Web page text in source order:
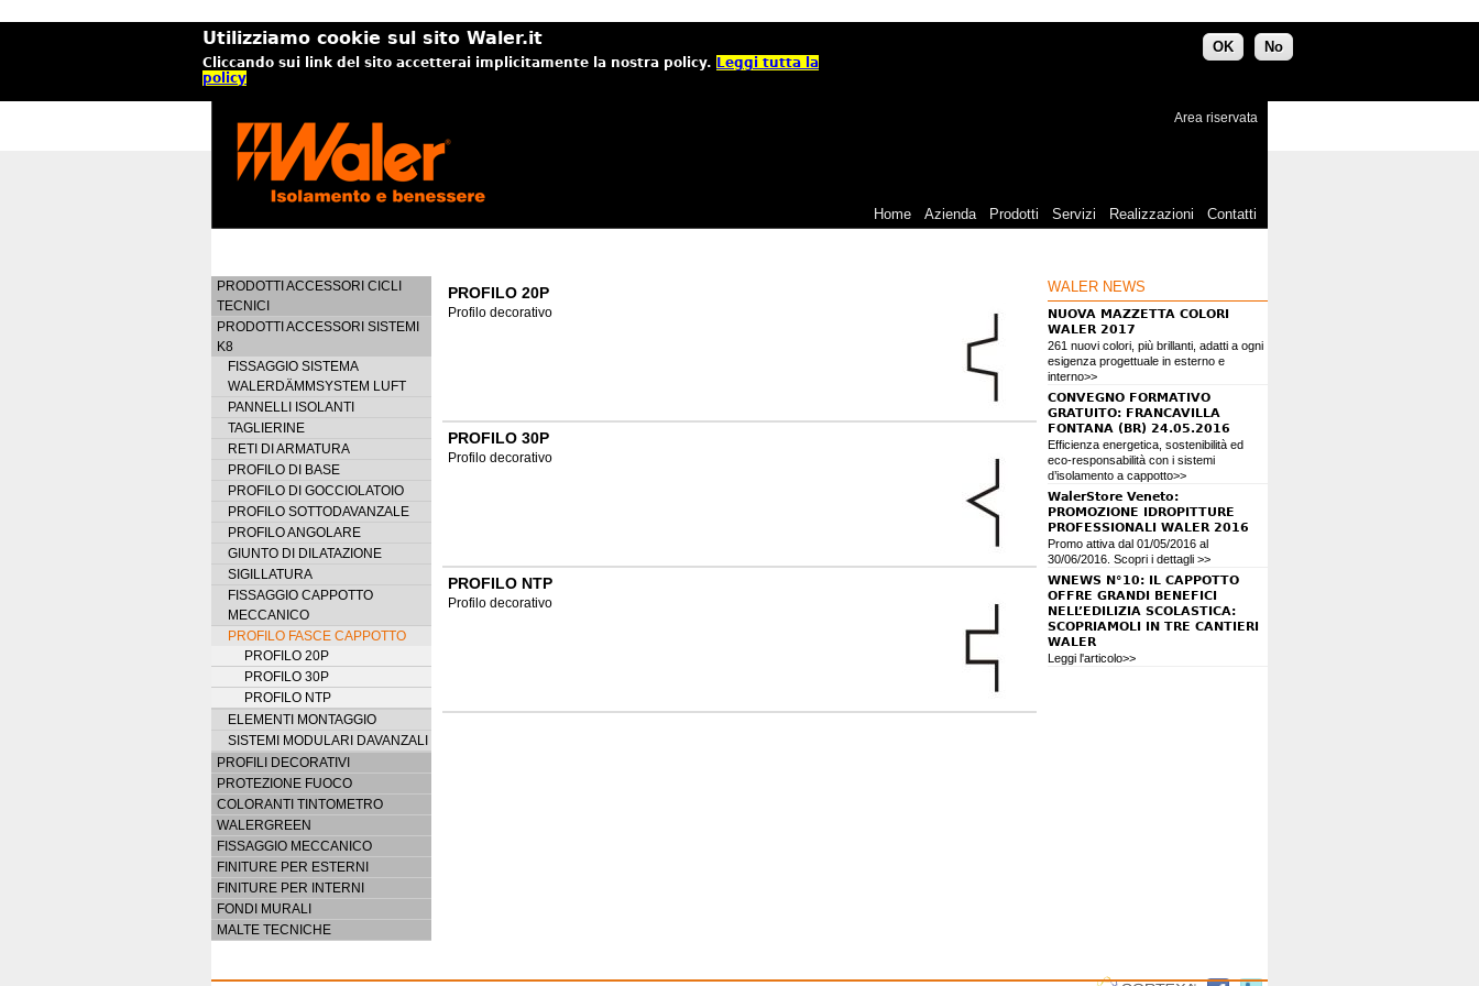
Utilizziamo cookie sul sito Waler.it
Cliccando sui link del sito accetterai implicitamente la nostra policy. Leggi tutta la
policy
OK No
Area riservata
Home Azienda Prodotti Servizi Realizzazioni Contatti
PROFILO 20P
Profilo decorativo
PROFILO 30P
Profilo decorativo
PROFILO NTP
Profilo decorativo
PRODOTTI ACCESSORI CICLI
TECNICI
PRODOTTI ACCESSORI SISTEMI
K8
FISSAGGIO SISTEMA
WALERDÄMMSYSTEM LUFT
PANNELLI ISOLANTI
TAGLIERINE
RETI DI ARMATURA
PROFILO DI BASE
PROFILO DI GOCCIOLATOIO
PROFILO SOTTODAVANZALE
PROFILO ANGOLARE
GIUNTO DI DILATAZIONE
SIGILLATURA
FISSAGGIO CAPPOTTO
MECCANICO
PROFILO FASCE CAPPOTTO
PROFILO 20P
PROFILO 30P
PROFILO NTP
ELEMENTI MONTAGGIO
SISTEMI MODULARI DAVANZALI
PROFILI DECORATIVI
PROTEZIONE FUOCO
COLORANTI TINTOMETRO
WALERGREEN
FISSAGGIO MECCANICO
FINITURE PER ESTERNI
FINITURE PER INTERNI
FONDI MURALI
MALTE TECNICHE
WALER NEWS
NUOVA MAZZETTA COLORI
WALER 2017
261 nuovi colori, più brillanti, adatti a ogni
esigenza progettuale in esterno e
interno>>
CONVEGNO FORMATIVO
GRATUITO: FRANCAVILLA
FONTANA (BR) 24.05.2016
Efficienza energetica, sostenibilità ed
eco-responsabilità con i sistemi
d’isolamento a cappotto>>
WalerStore Veneto:
PROMOZIONE IDROPITTURE
PROFESSIONALI WALER 2016
Promo attiva dal 01/05/2016 al
30/06/2016. Scopri i dettagli >>
WNEWS N°10: IL CAPPOTTO
OFFRE GRANDI BENEFICI
NELL’EDILIZIA SCOLASTICA:
SCOPRIAMOLI IN TRE CANTIERI
WALER
Leggi l'articolo>>